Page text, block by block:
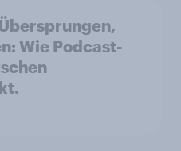
Wie Podcast-